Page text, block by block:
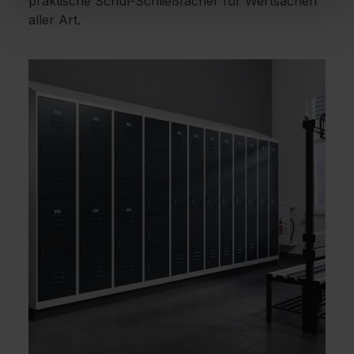
aller Art.